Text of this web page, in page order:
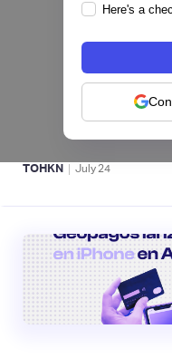
Here's a
Fintech
para invertir
UU. y
ACTIVOS DIGITALES
TOHKN | July 24